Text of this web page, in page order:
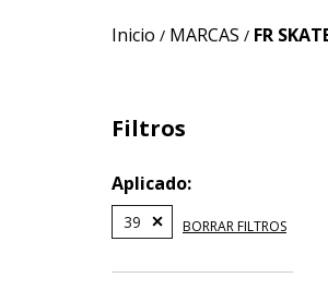
Inicio / MARCAS / FR
Filtros
Aplicado:
39 BORRAR FILTROS